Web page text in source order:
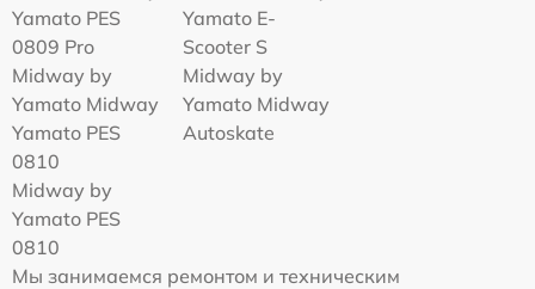
Yamato PES
0809 Pro
Yamato E-
Scooter S
Midway by
Yamato Midway
Yamato PES
0810
Midway by
Yamato Midway
Autoskate
Midway by
Yamato PES
0810
Мы занимаемся ремонтом и техническим